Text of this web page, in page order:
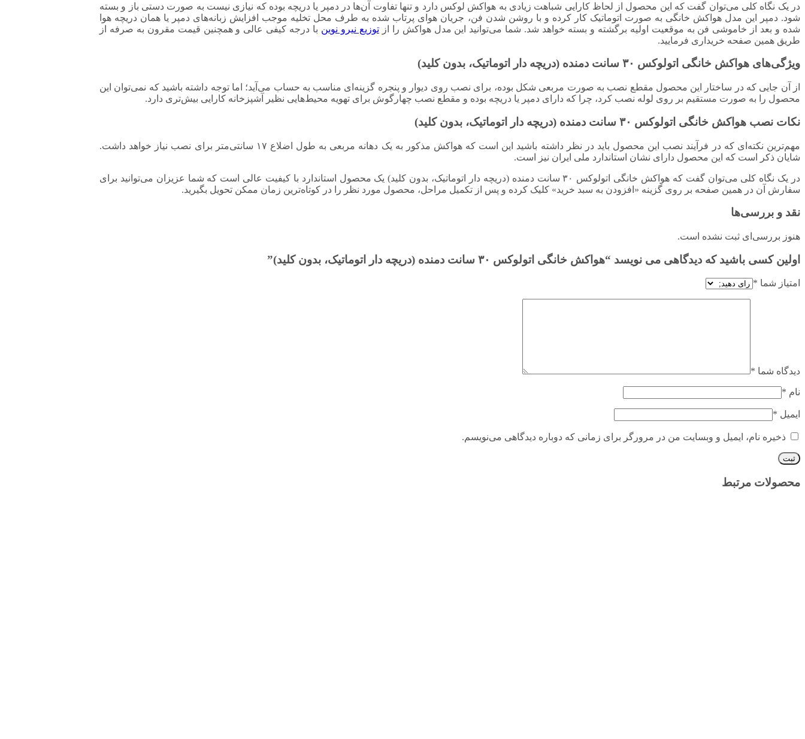
در یک نگاه کلی می‌توان گفت که این محصول از لحاظ کارایی شباهت زیادی به هواکش لوکس دارد و تنها تفاوت آن‌ها در دمپر یا دریچه بوده که نیازی نیست به صورت دستی باز و بسته
شود. دمپر این مدل هواکش خانگی به صورت اتوماتیک کار کرده و با روشن شدن فن، جریان هوای پرتاب شده به طرف محل تخلیه موجب افزایش زبانه‌های دمپر یا همان دریچه هوا
شده و بعد از خاموشی فن به موقعیت اولیه برگشته و بسته خواهد شد. شما می‌توانید این مدل هواکش را ازتوزیع نیرو نوین با درجه کیفی عالی و همچنین قیمت مقرون به صرفه از
طریق همین صفحه خریداری فرمایید.
ویژگی‌های هواکش خانگی اتولوکس ۳۰ سانت دمنده (دریچه دار اتوماتیک، بدون کلید)
از آن جایی که در ساختار این محصول مقطع نصب به صورت مربعی شکل بوده، برای نصب روی دیوار و پنجره گزینه‌ای مناسب به حساب می‌آید؛ اما توجه داشته باشید که نمی‌توان این
محصول را به صورت مستقیم بر روی لوله نصب کرد، چرا که دارای دمپر یا دریچه بوده و مقطع نصب چهارگوش برای تهویه محیط‌هایی نظیر آشپزخانه کارایی بیش‌تری دارد.
نکات نصب هواکش خانگی اتولوکس ۳۰ سانت دمنده (دریچه دار اتوماتیک، بدون کلید)
مهم‌ترین نکته‌ای که در فرآیند نصب این محصول باید در نظر داشته باشید این است که هواکش مذکور به یک دهانه مربعی به طول اضلاع ۱۷ سانتی‌متر برای نصب نیاز خواهد داشت.
شایان ذکر است که این محصول دارای نشان استاندارد ملی ایران نیز است.
در یک نگاه کلی می‌توان گفت که هواکش خانگی اتولوکس ۳۰ سانت دمنده (دریچه دار اتوماتیک، بدون کلید) یک محصول استاندارد با کیفیت عالی است که شما عزیزان می‌توانید برای
سفارش آن در همین صفحه بر روی گزینه «افزودن به سبد خرید» کلیک کرده و پس از تکمیل مراحل، محصول مورد نظر را در کوتاه‌ترین زمان ممکن تحویل بگیرید.
نقد و بررسی‌ها
هنوز بررسی‌ای ثبت نشده است.
اولین کسی باشید که دیدگاهی می نویسد “هواکش خانگی اتولوکس ۳۰ سانت دمنده (دریچه دار اتوماتیک، بدون کلید)”
امتیاز شما *
دیدگاه شما *
نام *
ایمیل *
ذخیره نام، ایمیل و وبسایت من در مرورگر برای زمانی که دوباره دیدگاهی می‌نویسم.
محصولات مرتبط